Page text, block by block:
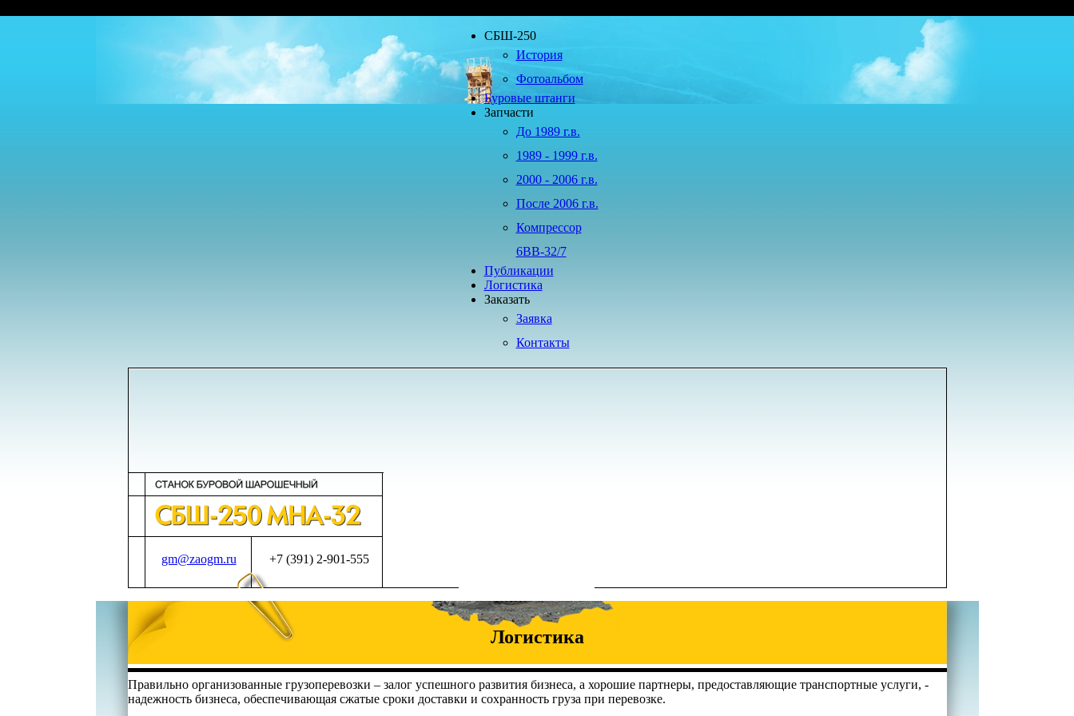
СБШ-250
История
Фотоальбом
Буровые штанги
Запчасти
До 1989 г.в.
1989 - 1999 г.в.
2000 - 2006 г.в.
После 2006 г.в.
Компрессор
6ВВ-32/7
Публикации
Логистика
Заказать
Заявка
Контакты
gm@zaogm.ru +7 (391) 2-901-555
Логистика
Правильно организованные грузоперевозки – залог успешного развития бизнеса, а хорошие партнеры, предоставляющие транспортные услуги, -
надежность бизнеса, обеспечивающая сжатые сроки доставки и сохранность груза при перевозке.